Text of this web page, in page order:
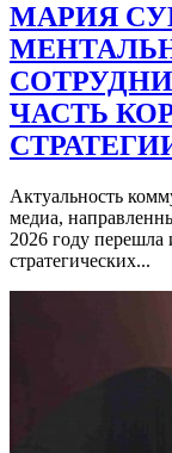
МАРИЯ
ЧАСТЬ
Актуальность
медиа,
2026 году перешла
стратегических...